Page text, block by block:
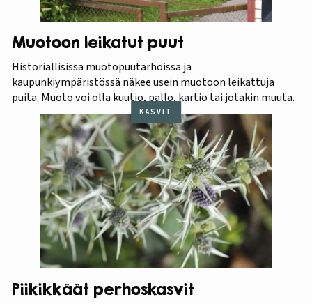
Muotoon leikatut puut
Historiallisissa muotopuutarhoissa ja
kaupunkiympäristössä näkee usein muotoon leikattuja
puita. Muoto voi olla kuutio, pallo, kartio tai jotakin muuta.
KASVIT
Piikikkäät perhoskasvit